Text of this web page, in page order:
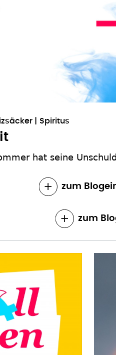
Spiritus
hat seine
zum
zum